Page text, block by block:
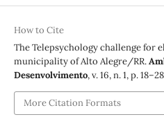
How to Cite
The Telepsychology challenge for
municipality of Alto Alegre/RR.
Desenvolvimento, v. 16, n. 1, p.
More Citation Formats